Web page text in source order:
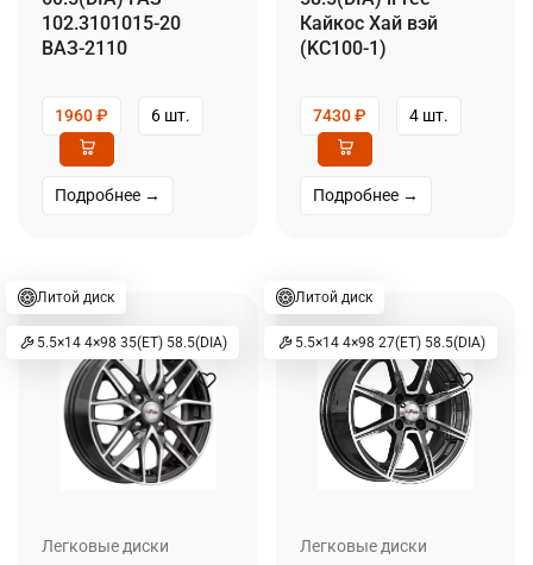
102.3101015-20
ВАЗ-2110
1960₽ 6 шт.
Подробнее →
Кайкос Хай вэй
(KC100-1)
7430₽ 4 шт.
Подробнее →
Литой диск
5.5×14 4×98 35(ET) 58.5(DIA)
Легковые диски
Литой диск
5.5×14 4×98 27(ET) 58.5(DIA)
Легковые диски